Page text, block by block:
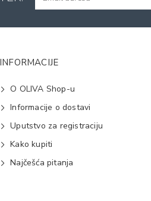
INFORMACIJE
O OLIVA Shop-u
Informacije o dostavi
Uputstvo za registraciju
Kako kupiti
Najčešća pitanja